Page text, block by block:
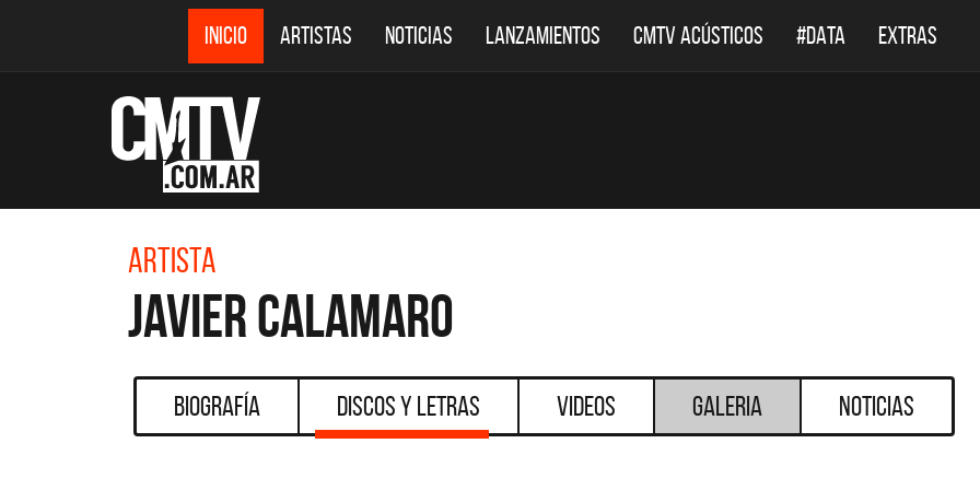
INICIO ARTISTAS NOTICIAS LANZAMIENTOS CMTV ACÚSTICOS #DATA EXTRAS
Artista
Javier Calamaro
Biografía Discos y Letras Videos Galeria Noticias
DESTACADOS DESTACADOS